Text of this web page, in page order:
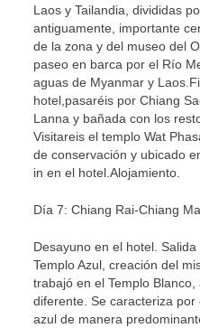
Laos y Tailandia, divididas
antiguamente, importante
de la zona y del museo del
paseo en barca por el Río
aguas de Myanmar y
hotel,pasaréis por Chiang
Lanna y bañada con los
Visitareis el templo Wat
de conservación y ubicado
in en el hotel.Alojamiento.
Día 7: Chiang Rai-Chiang
Desayuno en el hotel.
Templo Azul, creación del
trabajó en el Templo
diferente. Se caracteriza
azul de manera